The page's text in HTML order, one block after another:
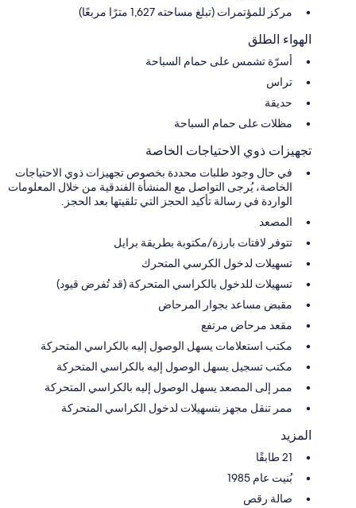
مركز للمؤتمرات (تبلغ مساحته 1,627 مترًا مربعًا)
الهواء الطلق
أسرّة تشمس على حمام السباحة
تراس
حديقة
مظلات على حمام السباحة
تجهيزات ذوي الاحتياجات الخاصة
في حال وجود طلبات محددة بخصوص تجهيزات ذوي الاحتياجات
الخاصة، يُرجى التواصل مع المنشأة الفندقية من خلال المعلومات
الواردة في رسالة تأكيد الحجز التي تلقيتها بعد الحجز.
المصعد
تتوفر لافتات بارزة/مكتوبة بطريقة برايل
تسهيلات لدخول الكرسي المتحرك
تسهيلات للدخول بالكراسي المتحركة (قد تُفرض قيود)
مقبض مساعد بجوار المرحاض
مقعد مرحاض مرتفع
مكتب استعلامات يسهل الوصول إليه بالكراسي المتحركة
مكتب تسجيل يسهل الوصول إليه بالكراسي المتحركة
ممر إلى المصعد يسهل الوصول إليه بالكراسي المتحركة
ممر تنقل مجهز بتسهيلات لدخول الكراسي المتحركة
المزيد
21 طابقًا
بُنيت عام 1985
صالة رقص